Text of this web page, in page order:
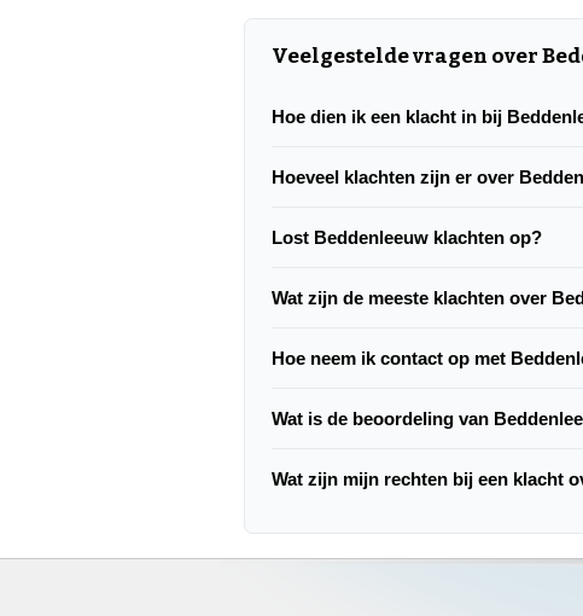
Veelgestelde vragen over
Hoe dien ik een klacht in bij
Hoeveel klachten zijn er over
Lost Beddenleeuw klachten op?
Wat zijn de meeste klachten over
Hoe neem ik contact op met
Wat is de beoordeling van
Wat zijn mijn rechten bij een klacht